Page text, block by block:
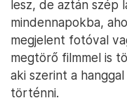
lesz, de aztán szép
mindennapokba,
megjelent fotóval
megtörő filmmel is
aki szerint a
történni.